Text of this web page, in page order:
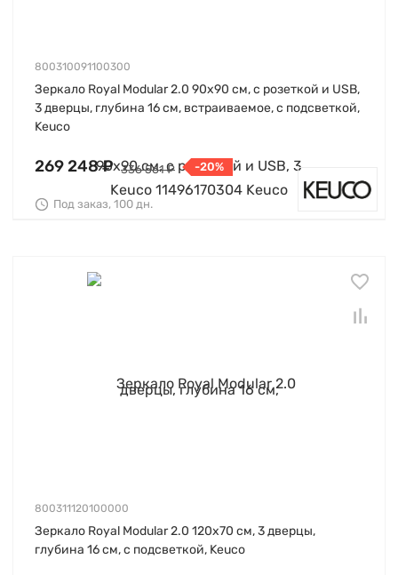
800310091100300
Зеркало Royal Modular 2.0 90х90 см, с розеткой и USB,
3 дверцы, глубина 16 см, встраиваемое, с подсветкой,
Keuco
269 248 ₽ 336 561 ₽ -20%
Под заказ, 100 дн.
800311120100000
Зеркало Royal Modular 2.0 120х70 см, 3 дверцы,
глубина 16 см, с подсветкой, Keuco